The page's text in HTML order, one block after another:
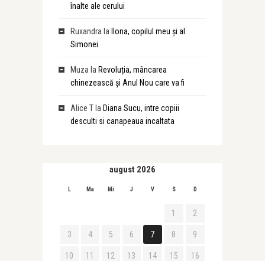
înalte ale cerului
Ruxandra la
Ilona, copilul meu și al
Simonei
Muza la Revoluția, mâncarea
chinezească și Anul Nou care va fi
Alice Tla Diana Sucu, intre copiii
desculti si canapeaua incaltata
august 2026
L Ma Mi J V S D
1 2
3 4 5 6 7 8 9
10 11 12 13 14 15 16